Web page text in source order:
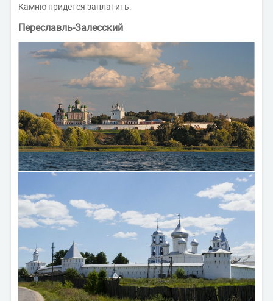
Камню придется заплатить.
Переславль-Залесский